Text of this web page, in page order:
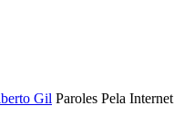
Gil Paroles Pela Internet